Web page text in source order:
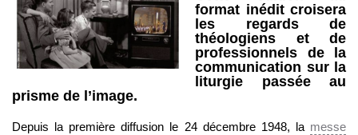
format inédit croisera
les regards de
théologiens et de
professionnels de la
communication sur la
liturgie passée au
prisme de l’image.
Depuis la première diffusion le 24 décembre 1948, la messe